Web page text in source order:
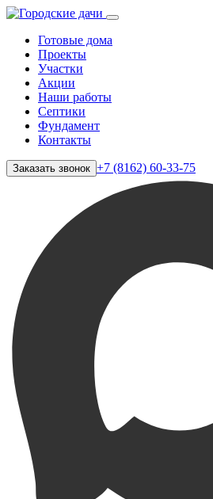
Готовые дома
Проекты
Участки
Акции
Наши работы
Септики
Фундамент
Контакты
Заказать звонок +7 (8162) 60-33-75